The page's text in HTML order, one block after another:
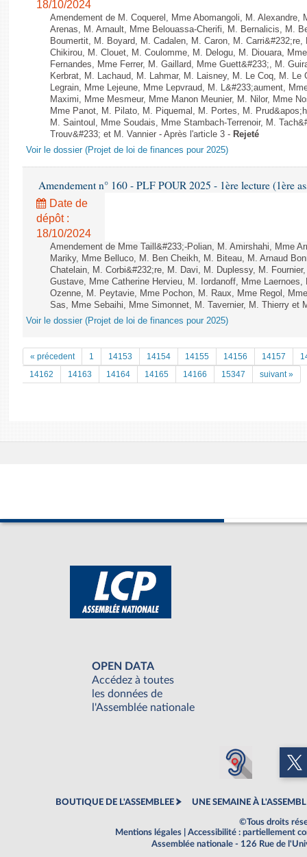
18/10/2024
Amendement de M. Coquerel, Mme Abomangoli, M. Alexandre,
Arenas, M. Arnault, Mme Belouassa-Cherifi, M. Bernalicis, M.
Boumertit, M. Boyard, M. Cadalen, M. Caron, M.
Chikirou, M. Clouet, M. Coulomme, M. Delogu, M. Diouara,
Fernandes, Mme Ferrer, M. Gaillard, Mme Guett&#233;, M.
Kerbrat, M. Lachaud, M. Lahmar, M. Laisney, M. Le Coq, M. Le
Legrain, Mme Lejeune, Mme Lepvraud, M. L&#233;aument,
Maximi, Mme Mesmeur, Mme Manon Meunier, M. Nilor, Mme
Mme Panot, M. Pilato, M. Piquemal, M. Portes, M.
M. Saintoul, Mme Soudais, Mme Stambach-Terrenoir, M.
Trouv&#233; et M. Vannier - Après l'article 3 - Rejeté
Voir le dossier (Projet de loi de finances pour 2025)
Amendement n° 160 - PLF POUR 2025 - 1ère lecture (1ère
Date de
dépôt :
18/10/2024
Amendement de Mme Taill&#233;-Polian, M. Amirshahi, Mme
Mariky, Mme Belluco, M. Ben Cheikh, M. Biteau, M. Arnaud
Chatelain, M. Corbi&#232;re, M. Davi, M. Duplessy, M.
Gustave, Mme Catherine Hervieu, M. Iordanoff, Mme
Ozenne, M. Peytavie, Mme Pochon, M. Raux, Mme Regol,
Sas, Mme Sebaihi, Mme Simonnet, M. Tavernier, M. Thierry et
Voir le dossier (Projet de loi de finances pour 2025)
« précedent 1 14153 14154 14155 14156 14157
14162
14163 14164 14165 14166 15347 suivant »
OPEN DATA
Accédez à toutes
les données de
l'Assemblée nationale
BOUTIQUE DE L'ASSEMBLEE UNE SEMAINE À
©Tous droits
Mentions légales
Accessibilité : partiellement
Assemblée nationale - 126 Rue de